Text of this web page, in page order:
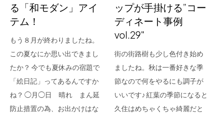
る「和モダン」アイ
テム！
もう８月が終わりましたね。
この夏なにか思い出できまし
たか？ 今でも夏休みの宿題で
「絵日記」ってあるんですか
ね？ ◯月◯日 晴れ まん延
防止措置の為、お出かけはな
ップが手掛ける”コー
ディネート事例
vol.29″
街の街路樹も少し色付き始め
ましたね。秋は一番好きな季
節なので何をやるにも調子が
いいです♪ 紅葉の季節になると
久住はめちゃくちゃ綺麗だと